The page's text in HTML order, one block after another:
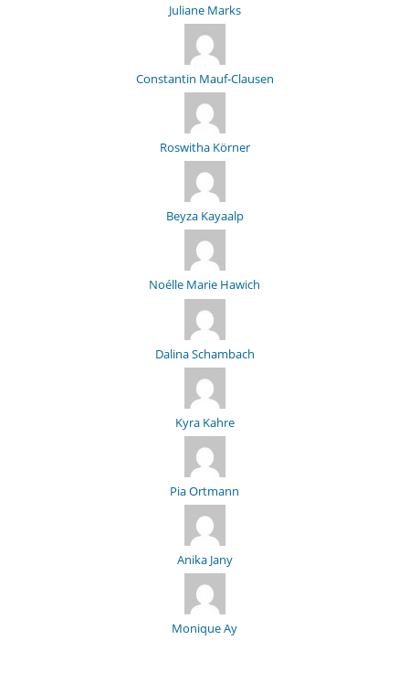
Juliane Marks
Constantin Mauf-Clausen
Roswitha Körner
Beyza Kayaalp
Noélle Marie Hawich
Dalina Schambach
Kyra Kahre
Pia Ortmann
Anika Jany
Monique Ay